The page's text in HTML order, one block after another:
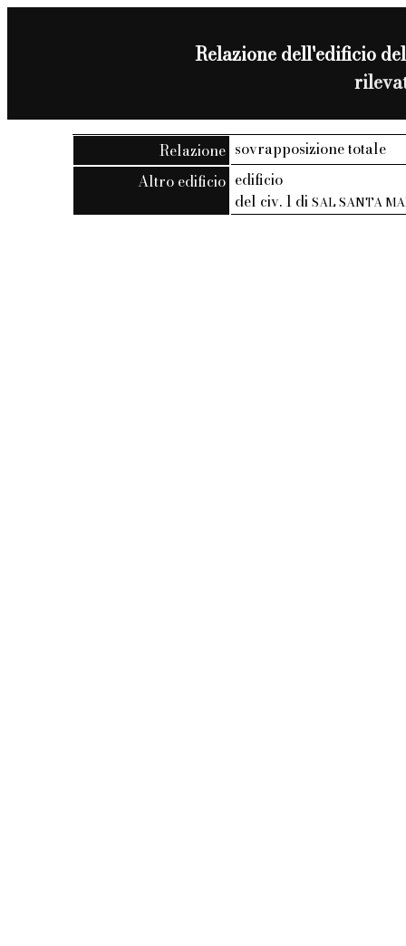
Relazione dell'edificio
Relazione sovrapposizione totale
Altro edificio edificio
del civ. 1 diSAL SANTA